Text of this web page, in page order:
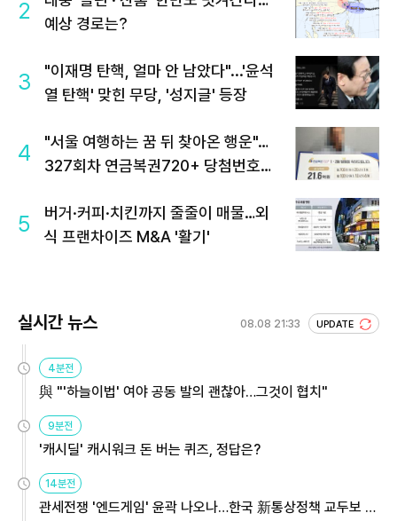
2
예상 경로는?
3
"이재명 탄핵, 얼마 안 남았다"...'윤석
열 탄핵' 맞힌 무당, '성지글' 등장
4
"서울 여행하는 꿈 뒤 찾아온 행운"…
327회차 연금복권720+ 당첨번호조
5
버거·커피·치킨까지 줄줄이 매물…외
식 프랜차이즈 M&A '활기'
실시간 뉴스 08.08 21:33 UPDATE
4분전
與 "'하늘이법' 여야 공동 발의 괜찮아…그것이 협치"
9분전
'캐시딜' 캐시워크 돈 버는 퀴즈, 정답은?
14분전
관세전쟁 '엔드게임' 윤곽 나오나…한국 新통상정책 교두보 활